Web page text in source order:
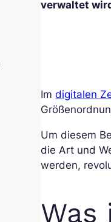
verwaltet
Imdigitalen
Um diesem
die Art und
werden,